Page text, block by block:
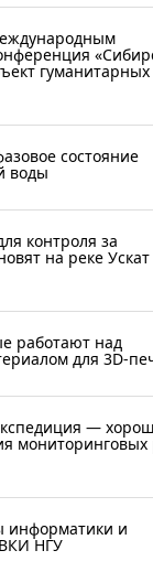
гуманитарных
состояние
воды
контроля за
на реке
работают над
для 3D-
—
мониторинговых
информатики и
НГУ